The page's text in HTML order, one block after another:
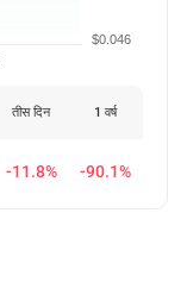
$0.046
तीस दिन 1 वर्ष
-11.8% -90.1%